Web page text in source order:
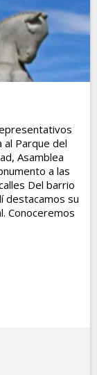
al Parque del
Asamblea
a las
Del barrio
destacamos su
Conoceremos